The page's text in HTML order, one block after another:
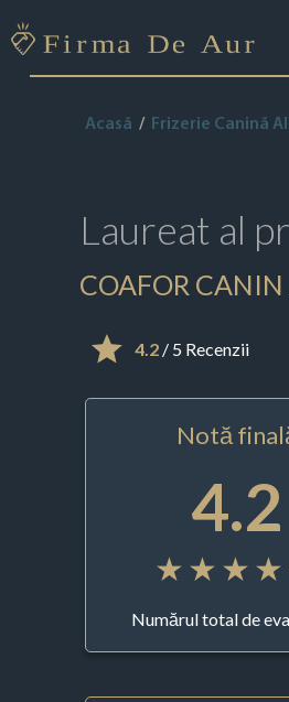
Acasă Frizerie Canină
Laureat al
COAFOR
4.2/ 5 Recenzii
Notă
4.2
Numărul total de